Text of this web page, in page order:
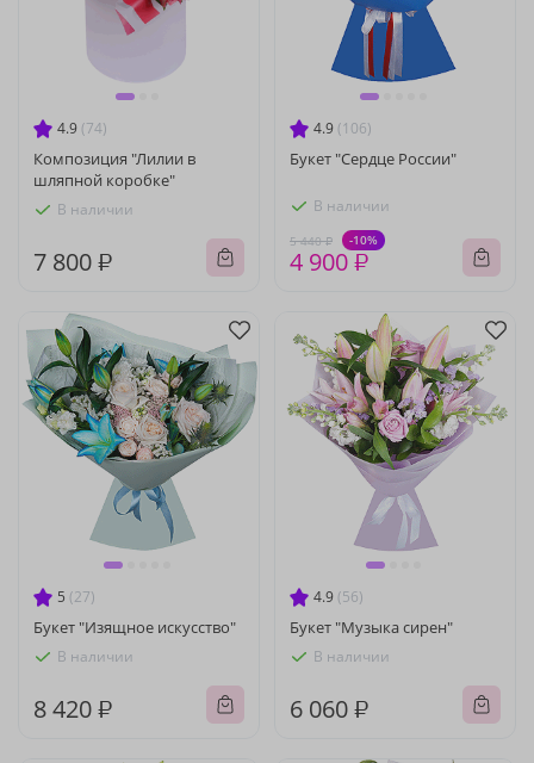
4.9 (74)
Композиция "Лилии в
шляпной коробке"
В наличии
7 800 ₽
4.9 (106)
Букет "Сердце России"
В наличии
5 440 ₽ -10%
4 900 ₽
5 (27)
Букет "Изящное искусство"
В наличии
8 420 ₽
4.9 (56)
Букет "Музыка сирен"
В наличии
6 060 ₽